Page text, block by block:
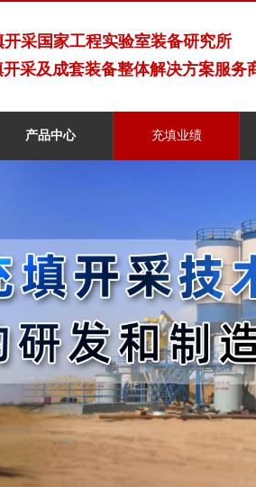
开采国家工程实验室装备研究所
采及成套装备整体解决方案服务
产品中心 充填业绩